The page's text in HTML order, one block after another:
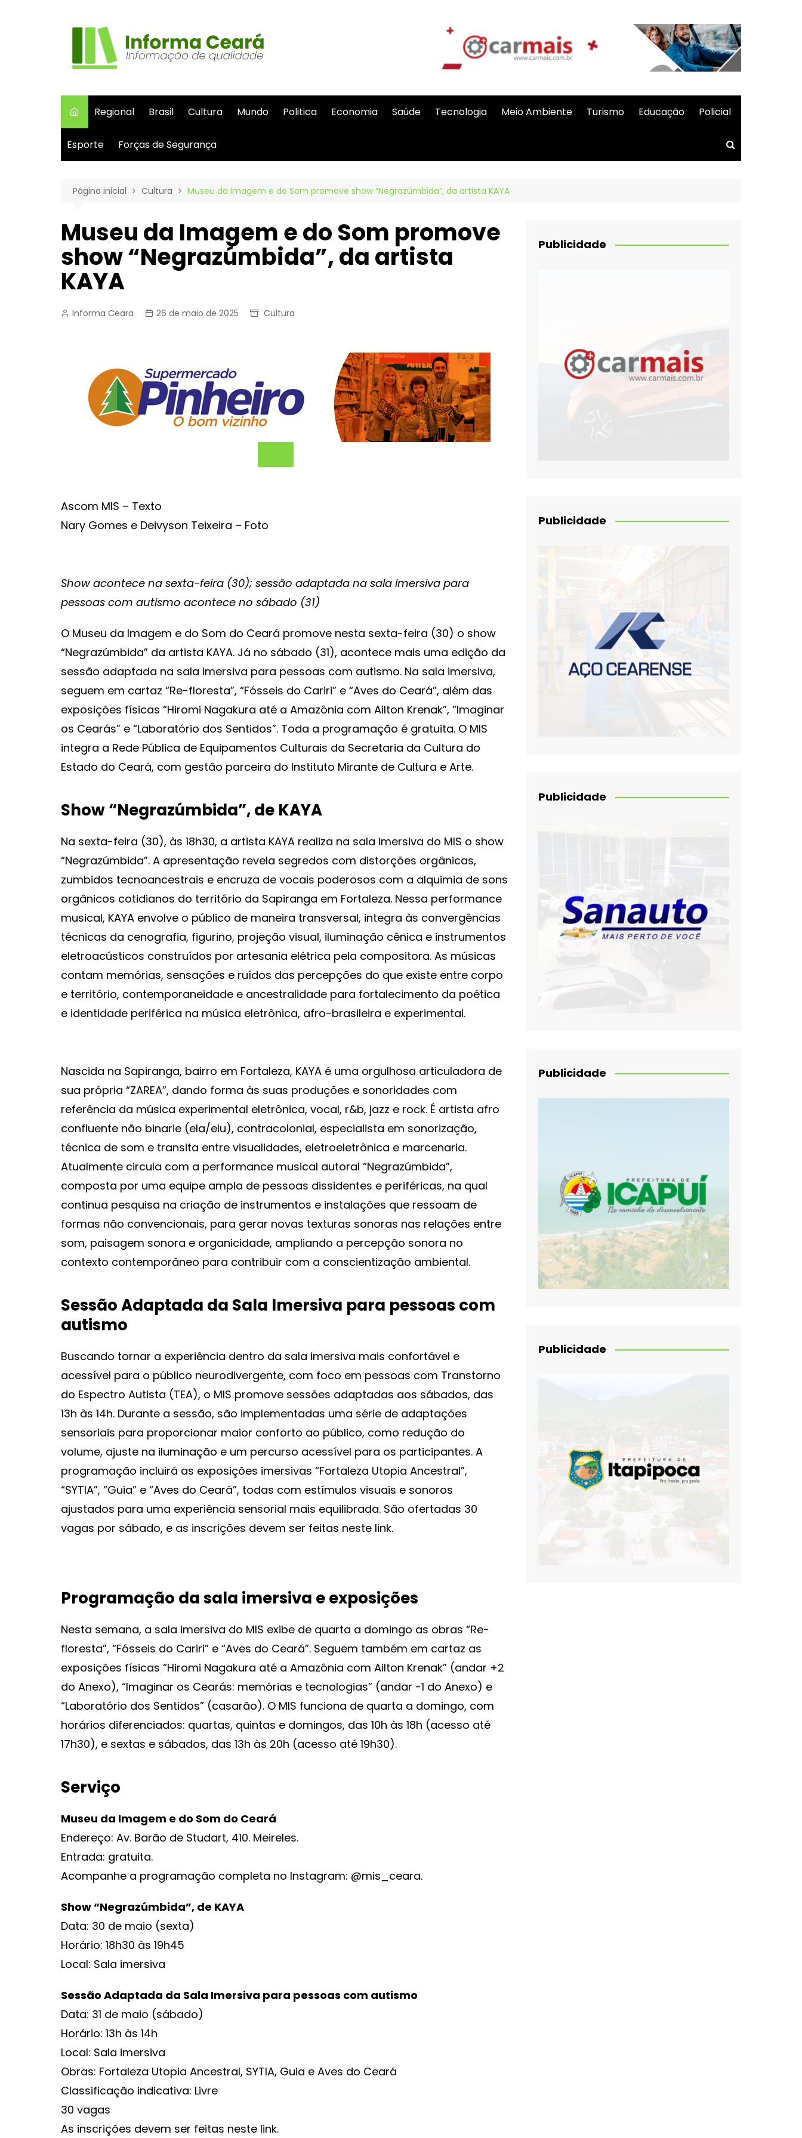
Regional Brasil Cultura Mundo Politica Economia Saúde Tecnologia Meio Ambiente Turismo Educação Policial
Esporte Forças de Segurança
Página inicial Cultura Museu da Imagem e do Som promove show “Negrazúmbida”, da artista KAYA
Museu da Imagem e do Som promove
show “Negrazúmbida”, da artista
KAYA
Informa Ceara 26 de maio de 2025 Cultura
Ascom MIS – Texto
Nary Gomes e Deivyson Teixeira – Foto
Show acontece na sexta-feira (30); sessão adaptada na sala imersiva para
pessoas com autismo acontece no sábado (31)
O Museu da Imagem e do Som do Ceará promove nesta sexta-feira (30) o show
“Negrazúmbida” da artista KAYA. Já no sábado (31), acontece mais uma edição da
sessão adaptada na sala imersiva para pessoas com autismo. Na sala imersiva,
seguem em cartaz “Re-floresta”, “Fósseis do Cariri” e “Aves do Ceará”, além das
exposições físicas “Hiromi Nagakura até a Amazônia com Ailton Krenak”, “Imaginar
os Cearás” e “Laboratório dos Sentidos”. Toda a programação é gratuita. O MIS
integra a Rede Pública de Equipamentos Culturais da Secretaria da Cultura do
Estado do Ceará, com gestão parceira do Instituto Mirante de Cultura e Arte.
Show “Negrazúmbida”, de KAYA
Na sexta-feira (30), às 18h30, a artista KAYA realiza na sala imersiva do MIS o show
“Negrazúmbida”. A apresentação revela segredos com distorções orgânicas,
zumbidos tecnoancestrais e encruza de vocais poderosos com a alquimia de sons
orgânicos cotidianos do território da Sapiranga em Fortaleza. Nessa performance
musical, KAYA envolve o público de maneira transversal, integra às convergências
técnicas da cenografia, figurino, projeção visual, iluminação cênica e instrumentos
eletroacústicos construídos por artesania elétrica pela compositora. As músicas
contam memórias, sensações e ruídos das percepções do que existe entre corpo
e território, contemporaneidade e ancestralidade para fortalecimento da poética
e identidade periférica na música eletrônica, afro-brasileira e experimental.
Nascida na Sapiranga, bairro em Fortaleza, KAYA é uma orgulhosa articuladora de
sua própria “ZAREA”, dando forma às suas produções e sonoridades com
referência da música experimental eletrônica, vocal, r&b, jazz e rock. É artista afro
confluente não binarie (ela/elu), contracolonial, especialista em sonorização,
técnica de som e transita entre visualidades, eletroeletrônica e marcenaria.
Atualmente circula com a performance musical autoral “Negrazúmbida”,
composta por uma equipe ampla de pessoas dissidentes e periféricas, na qual
continua pesquisa na criação de instrumentos e instalações que ressoam de
formas não convencionais, para gerar novas texturas sonoras nas relações entre
som, paisagem sonora e organicidade, ampliando a percepção sonora no
contexto contemporâneo para contribuir com a conscientização ambiental.
Sessão Adaptada da Sala Imersiva para pessoas com
autismo
Buscando tornar a experiência dentro da sala imersiva mais confortável e
acessível para o público neurodivergente, com foco em pessoas com Transtorno
do Espectro Autista (TEA), o MIS promove sessões adaptadas aos sábados, das
13h às 14h. Durante a sessão, são implementadas uma série de adaptações
sensoriais para proporcionar maior conforto ao público, como redução do
volume, ajuste na iluminação e um percurso acessível para os participantes. A
programação incluirá as exposições imersivas “Fortaleza Utopia Ancestral”,
“SYTIA”, “Guia” e “Aves do Ceará”, todas com estímulos visuais e sonoros
ajustados para uma experiência sensorial mais equilibrada. São ofertadas 30
vagas por sábado, e as inscrições devem ser feitas neste link.
Programação da sala imersiva e exposições
Nesta semana, a sala imersiva do MIS exibe de quarta a domingo as obras “Re-
floresta”, “Fósseis do Cariri” e “Aves do Ceará”. Seguem também em cartaz as
exposições físicas “Hiromi Nagakura até a Amazônia com Ailton Krenak” (andar +2
do Anexo), “Imaginar os Cearás: memórias e tecnologias” (andar -1 do Anexo) e
“Laboratório dos Sentidos” (casarão). O MIS funciona de quarta a domingo, com
horários diferenciados: quartas, quintas e domingos, das 10h às 18h (acesso até
17h30), e sextas e sábados, das 13h às 20h (acesso até 19h30).
Serviço
Museu da Imagem e do Som do Ceará
Endereço: Av. Barão de Studart, 410. Meireles.
Entrada: gratuita.
Acompanhe a programação completa no Instagram: @mis_ceara.
Show “Negrazúmbida”, de KAYA
Data: 30 de maio (sexta)
Horário: 18h30 às 19h45
Local: Sala imersiva
Sessão Adaptada da Sala Imersiva para pessoas com autismo
Data: 31 de maio (sábado)
Horário: 13h às 14h
Local: Sala imersiva
Obras: Fortaleza Utopia Ancestral, SYTIA, Guia e Aves do Ceará
Classificação indicativa: Livre
30 vagas
As inscrições devem ser feitas neste link.
Publicidade
Publicidade
Publicidade
Publicidade
Publicidade